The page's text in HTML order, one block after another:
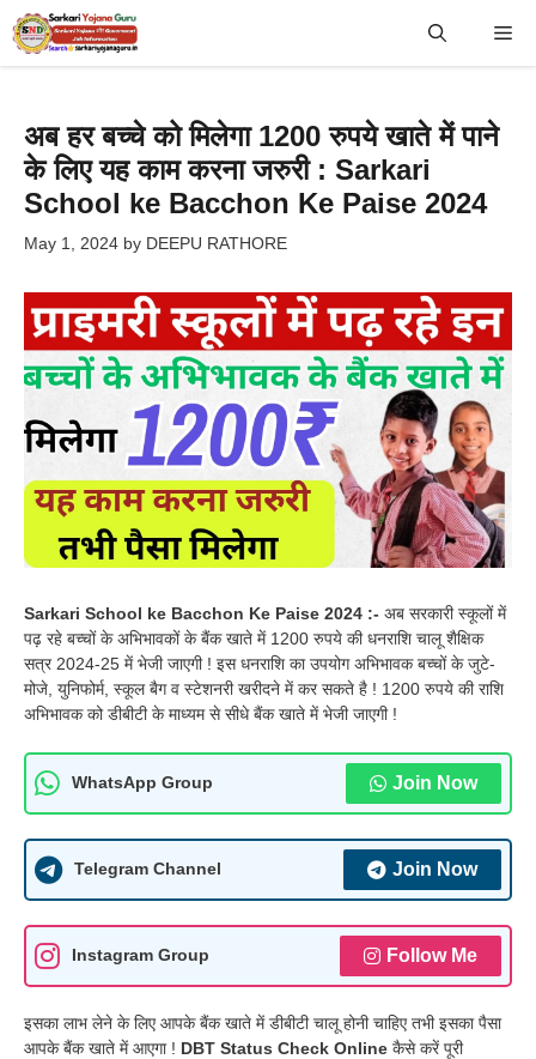
Skip
to
अब हर बच्चे को मिलेगा 1200 रुपये खाते में पाने
के लिए यह काम करना जरुरी : Sarkari
School ke Bacchon Ke Paise 2024
May 1, 2024 by DEEPU RATHORE
Sarkari School ke Bacchon Ke Paise 2024 :- अब सरकारी स्कूलों में
पढ़ रहे बच्चों के अभिभावकों के बैंक खाते में 1200 रुपये की धनराशि चालू शैक्षिक
सत्र 2024-25 में भेजी जाएगी ! इस धनराशि का उपयोग अभिभावक बच्चों के जुटे-
मोजे, युनिफोर्म, स्कूल बैग व स्टेशनरी खरीदने में कर सकते है ! 1200 रुपये की राशि
अभिभावक को डीबीटी के माध्यम से सीधे बैंक खाते में भेजी जाएगी !
WhatsApp Group Join Now
Telegram Channel Join Now
Instagram Group Follow Me
इसका लाभ लेने के लिए आपके बैंक खाते में डीबीटी चालू होनी चाहिए तभी इसका पैसा
आपके बैंक खाते में आएगा ! DBT Status Check Online कैसे करें पूरी